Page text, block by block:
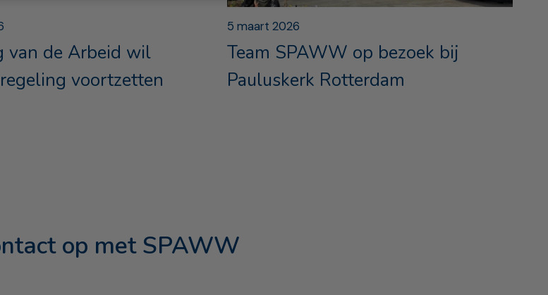
van de Arbeid wil
voortzetten
5 maart 2026
Team SPAWW op bezoek bij
Pauluskerk Rotterdam
op met SPAWW